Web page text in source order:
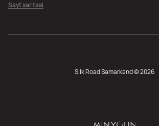
Sayt xaritasi
Silk Road Samarkand © 2026